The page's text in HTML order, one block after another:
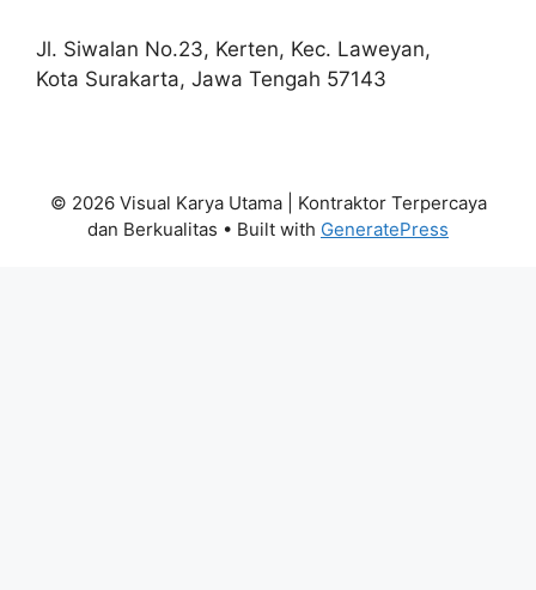
Jl. Siwalan No.23, Kerten, Kec. Laweyan,
Kota Surakarta, Jawa Tengah 57143
© 2026 Visual Karya Utama | Kontraktor Terpercaya
dan Berkualitas • Built with GeneratePress